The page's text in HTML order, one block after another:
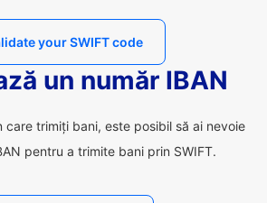
your SWIFT code
un număr IBAN
care trimiți bani, este posibil să ai nevoie
pentru a trimite bani prin SWIFT.